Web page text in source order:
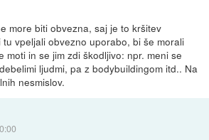
more biti obvezna, saj je to kršitev
vpeljali obvezno uporabo, bi še morali
moti in se jim zdi škodljivo: npr. meni se
ljudmi, pa z bodybuildingom itd.. Na
nesmislov.